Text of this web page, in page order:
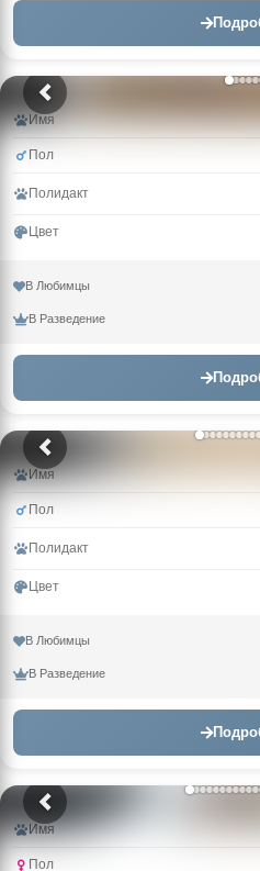
Имя
Пол
Полидакт
Цвет
В Любимцы
В Разведение
Имя
Пол
Полидакт
Цвет
В Любимцы
В Разведение
Имя
Пол